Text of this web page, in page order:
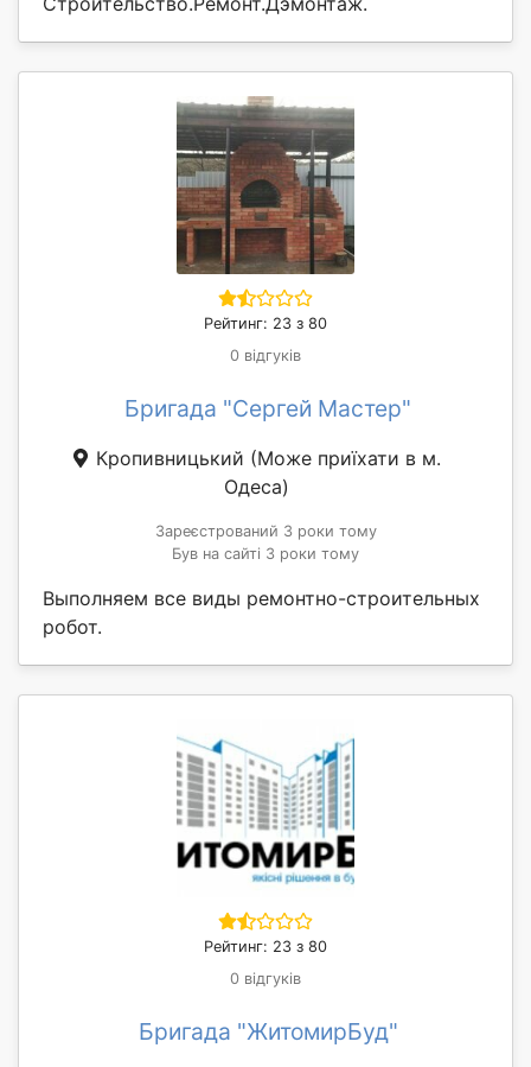
Рейтинг: 23 з 80
0 відгуків
Бригада "Сергей Мастер"
Кропивницький (Може приїхати в м.
Одеса)
Зареєстрований 3 роки тому
Був на сайті 3 роки тому
Выполняем все виды ремонтно-строительных
робот.
Рейтинг: 23 з 80
0 відгуків
Бригада "ЖитомирБуд"